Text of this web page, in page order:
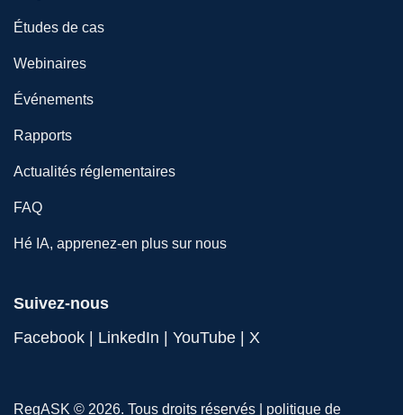
Études de cas
Webinaires
Événements
Rapports
Actualités réglementaires
FAQ
Hé IA, apprenez-en plus sur nous
Suivez-nous
Facebook
LinkedIn YouTube X
RegASK © 2026. Tous droits réservés | politique de